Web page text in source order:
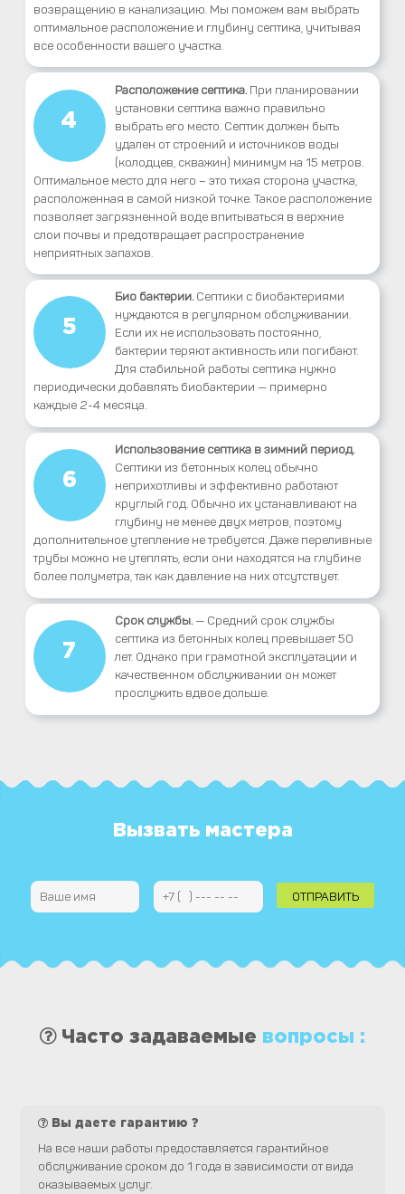
возвращению в канализацию. Мы поможем вам выбрать
оптимальное расположение и глубину септика, учитывая
все особенности вашего участка.
4
Расположение септика.При планировании
установки септика важно правильно
выбрать его место. Септик должен быть
удален от строений и источников воды
(колодцев, скважин) минимум на 15 метров.
Оптимальное место для него – это тихая сторона участка,
расположенная в самой низкой точке. Такое расположение
позволяет загрязненной воде впитываться в верхние
слои почвы и предотвращает распространение
неприятных запахов.
5
Био бактерии.Септики с биобактериями
нуждаются в регулярном обслуживании.
Если их не использовать постоянно,
бактерии теряют активность или погибают.
Для стабильной работы септика нужно
периодически добавлять биобактерии — примерно
каждые 2-4 месяца.
6
Использование септика в зимний период.
Септики из бетонных колец обычно
неприхотливы и эффективно работают
круглый год. Обычно их устанавливают на
глубину не менее двух метров, поэтому
дополнительное утепление не требуется. Даже переливные
трубы можно не утеплять, если они находятся на глубине
более полуметра, так как давление на них отсутствует.
7
Срок службы.— Средний срок службы
септика из бетонных колец превышает 50
лет. Однако при грамотной эксплуатации и
качественном обслуживании он может
прослужить вдвое дольше.
Вызвать мастера
Часто задаваемые вопросы :
Вы даете гарантию ?
На все наши работы предоставляется гарантийное
обслуживание сроком до 1 года в зависимости от вида
оказываемых услуг.